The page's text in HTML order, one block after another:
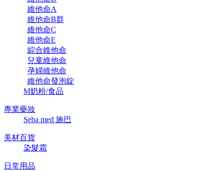
維他命A
維他命B群
維他命C
維他命E
綜合維他命
兒童維他命
孕婦維他命
維他命發泡錠
M奶粉/食品
專業藥妝
Seba med 施巴
美材百貨
染髮霜
日常用品